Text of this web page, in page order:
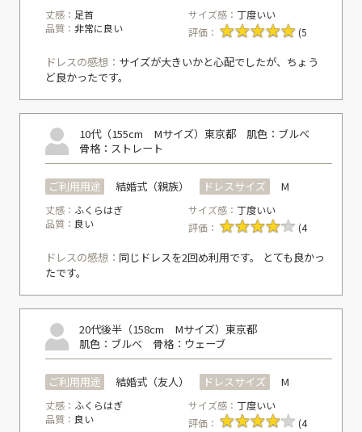
丈感： 足首 サイズ感：丁度いい
品質： 非常に良い 評価： (5
ドレスの感想： サイズが大きいかと心配でしたが、ちょう
ど良かったです。
10代（155cm Mサイズ） 東京都 肌色：ブルべ
骨格：ストレート
ご利用用途 結婚式（親族） ドレスサイズ M
丈感： ふくらはぎ サイズ感：丁度いい
品質： 良い 評価： (4
ドレスの感想： 同じドレスを2回め利用です。 とても良かっ
たです。
20代後半（158cm Mサイズ） 東京都
肌色：ブルべ 骨格：ウェーブ
ご利用用途 結婚式（友人） ドレスサイズ M
丈感： ふくらはぎ サイズ感：丁度いい
品質： 良い 評価： (4